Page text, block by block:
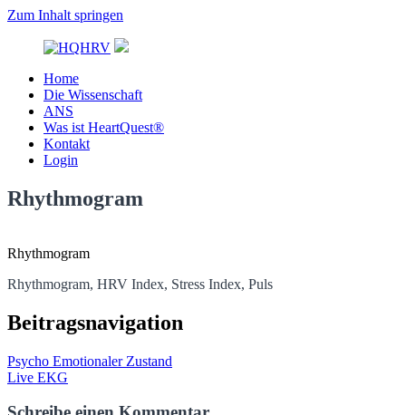
Zum Inhalt springen
HQHRV
Home
Die Wissenschaft
ANS
Was ist HeartQuest®
Kontakt
Login
Rhythmogram
Rhythmogram
Rhythmogram, HRV Index, Stress Index, Puls
Beitragsnavigation
Psycho Emotionaler Zustand
Live EKG